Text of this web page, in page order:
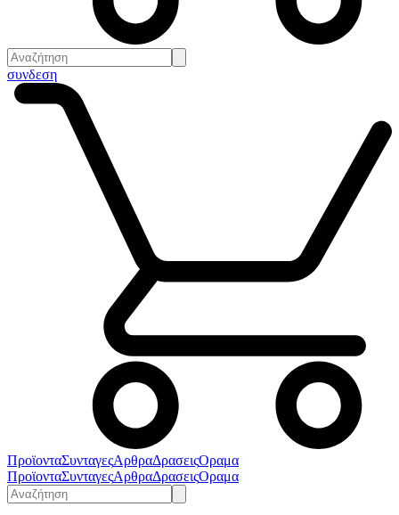
συνδεση
ΠροϊονταΣυνταγεςΑρθραΔρασειςΟραμα
ΠροϊονταΣυνταγεςΑρθραΔρασειςΟραμα